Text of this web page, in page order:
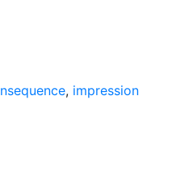
, impression